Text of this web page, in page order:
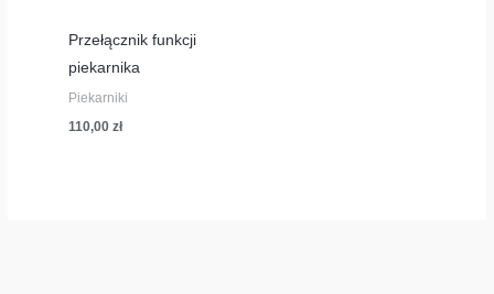
Przełącznik funkcji
piekarnika
Piekarniki
110,00zł